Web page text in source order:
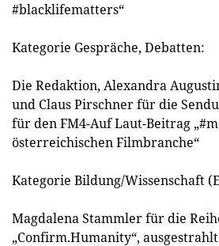
#blacklifematters“
Kategorie Gespräche, Debatten:
Die Redaktion, Alexandra
und Claus Pirschner für die
für den FM4-Auf Laut-Beitrag
österreichischen Filmbranche“
Kategorie Bildung/Wissenschaft
Magdalena Stammler für die
„Confirm.Humanity“,